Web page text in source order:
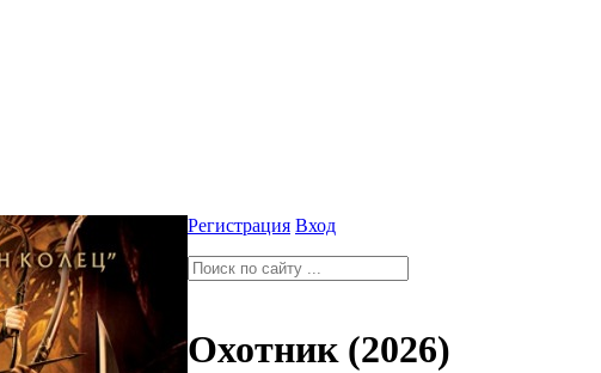
Регистрация Вход
Охотник (2026)